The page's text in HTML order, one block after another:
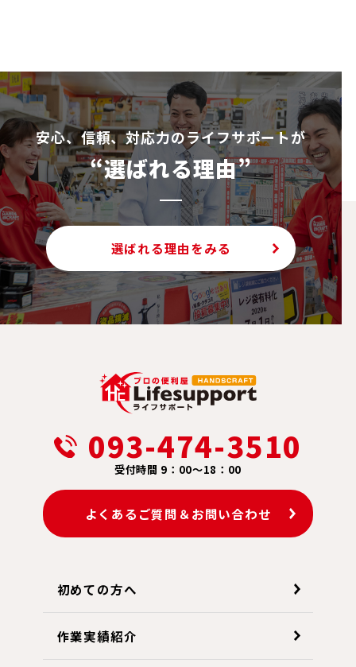
安⼼、信頼、対応⼒のライフサポートが
“選ばれる理由”
選ばれる理由をみる
093-474-3510
受付時間 9：00～18：00
よくあるご質問＆お問い合わせ
初めての方へ
作業実績紹介